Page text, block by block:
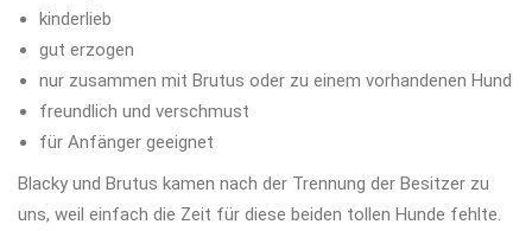
kinderlieb
gut erzogen
nur zusammen mit Brutus oder zu einem vorhandenen Hund
freundlich und verschmust
für Anfänger geeignet
Blacky und Brutus kamen nach der Trennung der Besitzer zu
uns, weil einfach die Zeit für diese beiden tollen Hunde fehlte.